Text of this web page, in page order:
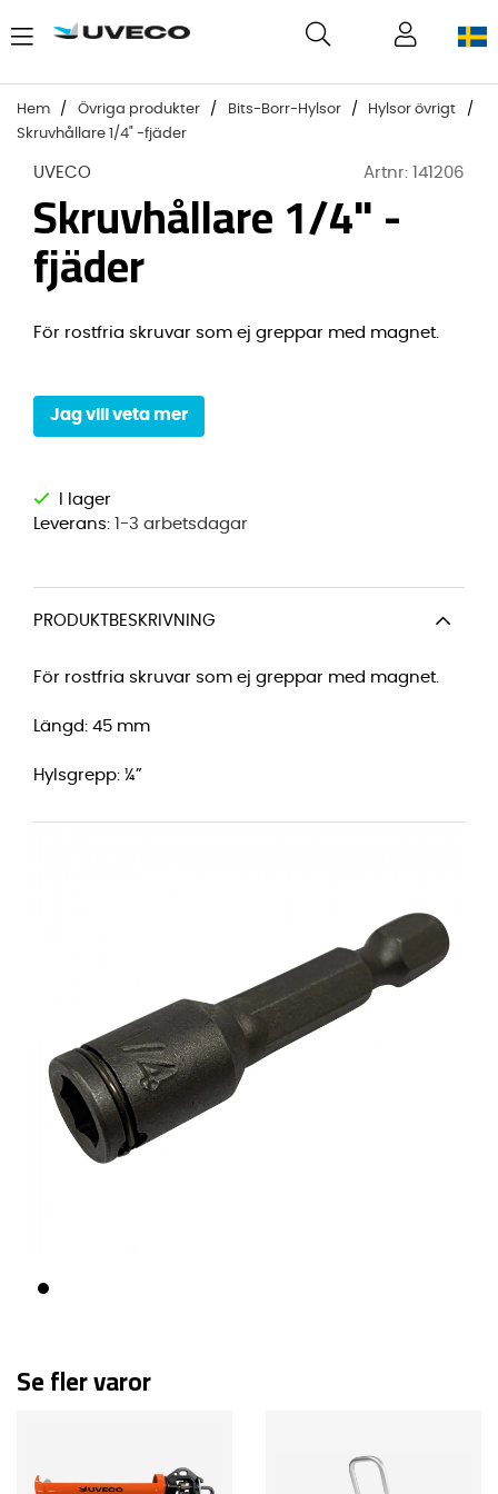
Hem Övriga produkter Bits-Borr-Hylsor
Hylsor övrigt
Skruvhållare 1/4" -fjäder
UVECO Artnr: 141206
Skruvhållare 1/4" -
fjäder
För rostfria skruvar som ej greppar med magnet.
Jag vill veta mer
Leverans: 1-3 arbetsdagar
PRODUKTBESKRIVNING
För rostfria skruvar som ej greppar med magnet.
Längd: 45 mm
Hylsgrepp: ¼”
Se fler varor